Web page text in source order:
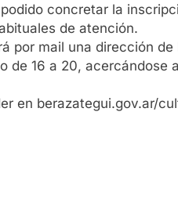
concretar la
de atención.
por mail una dirección
16 a 20, acercándose
en berazategui.gov.ar/